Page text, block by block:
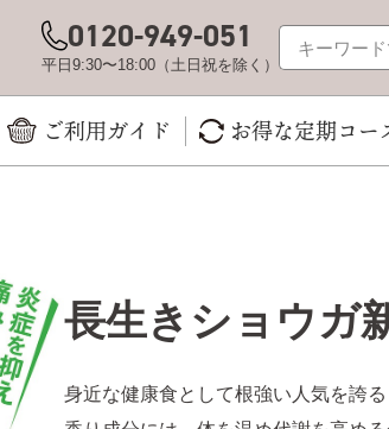
0120-949-051
平日9:30〜18:00（土日祝を除く）
ご利用ガイド お得な定期コー
長生きショウガ
身近な健康食として根強い人気を誇